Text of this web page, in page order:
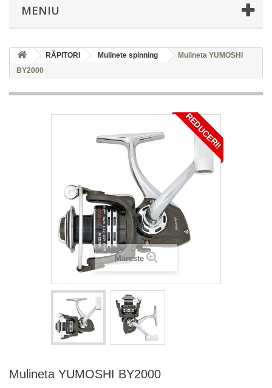
MENIU
RĂPITORI Mulinete spinning
Mulineta YUMOSHI
BY2000
REDUCERI!
Mareste
Mulineta YUMOSHI BY2000